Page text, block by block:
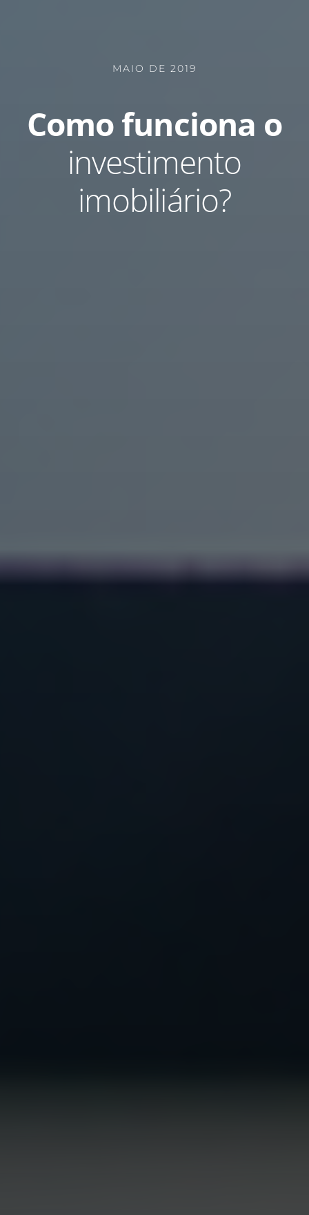
MAIO DE 2019
Como funciona o
investimento
imobiliário?